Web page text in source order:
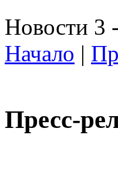
Новости 3
Начало |
Пресс-